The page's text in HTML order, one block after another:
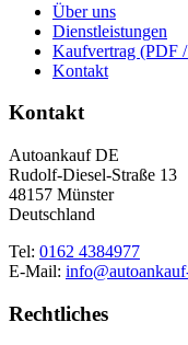
Über uns
Dienstleistungen
Kaufvertrag (PDF
Kontakt
Kontakt
Autoankauf DE
Rudolf-Diesel-Straße 13
48157 Münster
Deutschland
Tel: 0162 4384977
E-Mail:
Rechtliches